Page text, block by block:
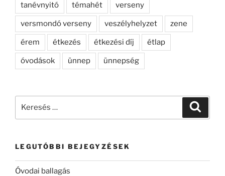
tanévnyitó témahét verseny
versmondó verseny veszélyhelyzet zene
érem étkezés étkezési díj étlap
óvodások ünnep ünnepség
LEGUTÓBBI BEJEGYZÉSEK
Óvodai ballagás